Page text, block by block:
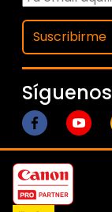
Suscribirme
Síguenos